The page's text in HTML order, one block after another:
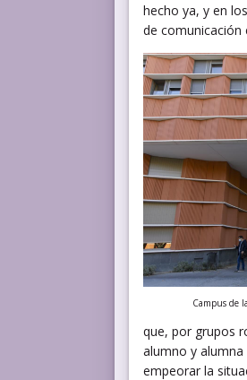
hecho ya, y en
de comunicación
Campus de
que, por grupos
alumno y alumna
empeorar la